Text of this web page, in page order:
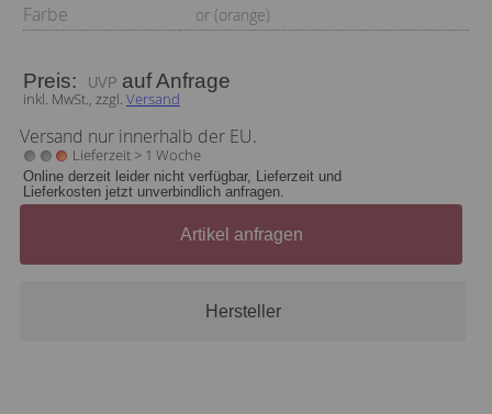
Farbe or (orange)
Preis: auf Anfrage
inkl. MwSt., zzgl. Versand
Versand nur innerhalb der EU.
Lieferzeit > 1 Woche
Online derzeit leider nicht verfügbar, Lieferzeit und
Lieferkosten jetzt unverbindlich anfragen.
Artikel anfragen
Hersteller